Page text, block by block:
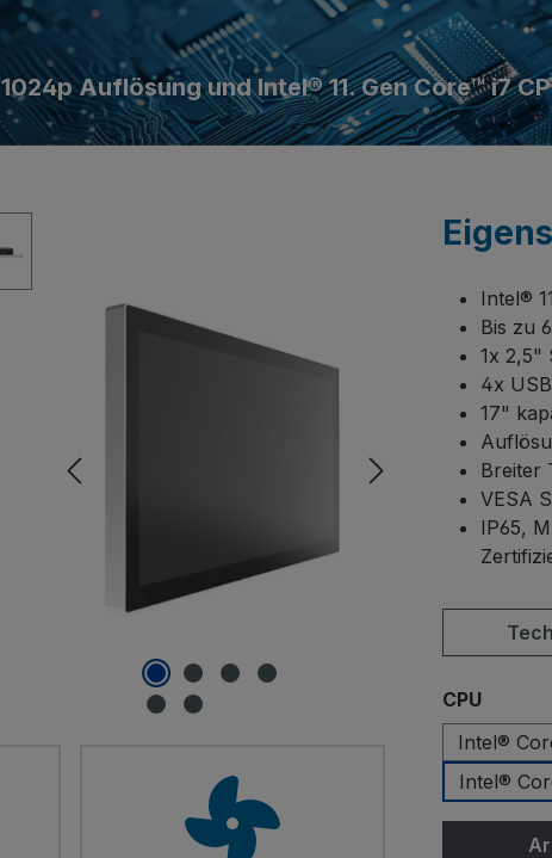
Auflösung und Intel® 11. Gen Core™ i7
Intel®
Bis zu
1x 2,5"
4x
17"
Breiter
VESA
IP65,
CPU
Intel®
Intel®